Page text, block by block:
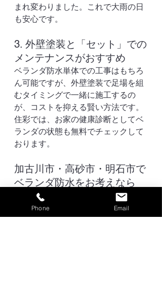
まれ変わりました。これで大雨の日
も安心です。
3. 外壁塗装と「セット」での
メンテナンスがおすすめ
ベランダ防水単体での工事はもちろ
ん可能ですが、外壁塗装で足場を組
むタイミングで一緒に施工するの
が、コストを抑える賢い方法です。
住彩では、お家の健康診断としてベ
ランダの状態も無料でチェックして
おります。
加古川市・高砂市・明石市で
ベランダ防水をお考えなら
「ベランダに水が溜まる」「ひび割
れが怖い」など、少しでも気になる
ことがあれば、地元のプロ・住彩へ
Phone Email